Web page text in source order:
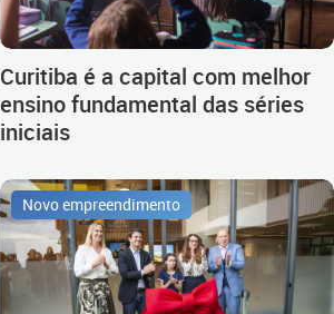
Curitiba é a capital com melhor
ensino fundamental das séries
iniciais
Novo empreendimento